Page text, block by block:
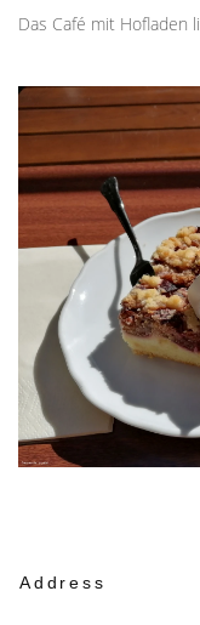
Das Café mit Hofladen
Address